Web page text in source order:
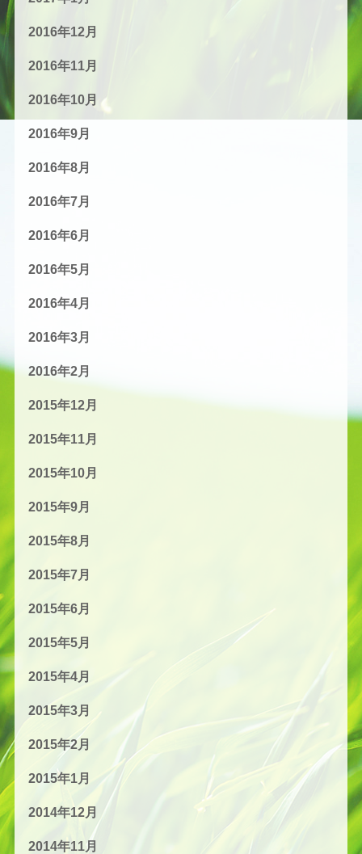
2016年12月
2016年11月
2016年10月
2016年9月
2016年8月
2016年7月
2016年6月
2016年5月
2016年4月
2016年3月
2016年2月
2015年12月
2015年11月
2015年10月
2015年9月
2015年8月
2015年7月
2015年6月
2015年5月
2015年4月
2015年3月
2015年2月
2015年1月
2014年12月
2014年11月